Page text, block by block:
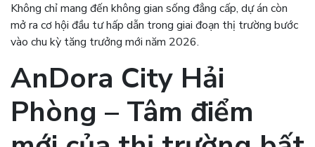
Không chỉ mang đến không gian sống đẳng cấp, dự án còn
mở ra cơ hội đầu tư hấp dẫn trong giai đoạn thị trường bước
vào chu kỳ tăng trưởng mới năm 2026.
AnDora City Hải
Phòng – Tâm điểm